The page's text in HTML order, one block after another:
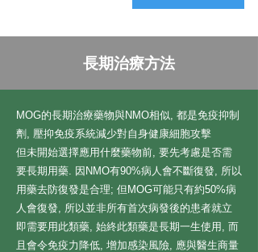
長期治療方法
MOG的長期治療藥物與NMO相似, 都是免疫抑制
劑, 壓抑免疫系統減少對自身健康細胞攻擊
但未開始選擇應用什麼藥物前, 要先考慮是否需
要長期用藥. 因NMO有90%病人會不斷復發, 所以
用藥去防復發是合理; 但MOG可能只有約50%病
人會復發, 所以並非所有首次病發後的患者就立
即需要用此類藥, 始終此類藥是長期一生使用, 而
且會令免疫力降低, 增加感染風險, 應與醫生商量